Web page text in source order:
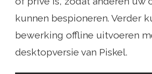
kunnen bespioneren. Verder
bewerking offline uitvoeren
desktopversie van Piskel.